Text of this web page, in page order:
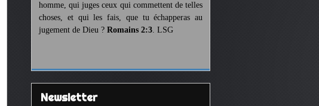
homme, qui juges ceux qui commettent de telles
choses, et qui les fais, que tu échapperas au
jugement de Dieu ? Romains 2:3. LSG
Newsletter